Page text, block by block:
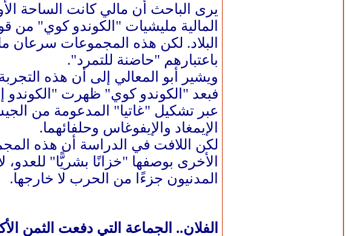
يرى الباحث أن مالي كانت الساحة
المالية مليشيات "الكوندو كوي"
البلاد. لكن هذه المجموعات سرعان
باعتبارهم "حاضنة للتمرد".
ويشير أبو المعالي إلى أن هذه
فبعد "الكوندو كوي" ظهرت "الكوندو
عبر تشكيل "غاتيا" المدعومة من
الإيمغاد والإيفوغاس وحلفائهما.
لكن اللافت في الدراسة أن هذه
الأخرى بوصفها "خزانًا بشريًّا"
المدنيون جزءًا من الحرب لا خارجها.
الفلان.. الجماعة التي دفعت الثمن